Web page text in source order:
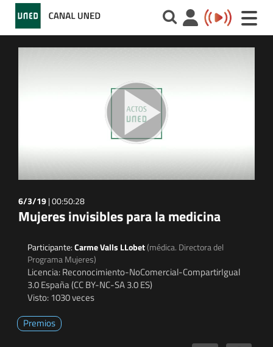
Toggle
6/3/19|00:50:28
Mujeres invisibles para la medicina
Participante:Carme Valls LLobet(médica. Directora del
Programa Mujeres)
Licencia: Reconocimiento-NoComercial-CompartirIgual
3.0 España (CC BY-NC-SA 3.0 ES)
Visto: 1030 veces
Premios